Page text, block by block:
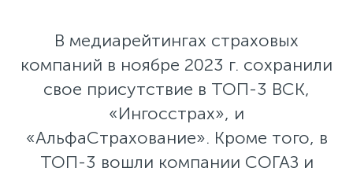
В медиарейтингах страховых
компаний в ноябре 2023 г. сохранили
свое присутствие в ТОП-3 ВСК,
«Ингосстрах», и
«АльфаСтрахование». Кроме того, в
ТОП-3 вошли компании СОГАЗ и